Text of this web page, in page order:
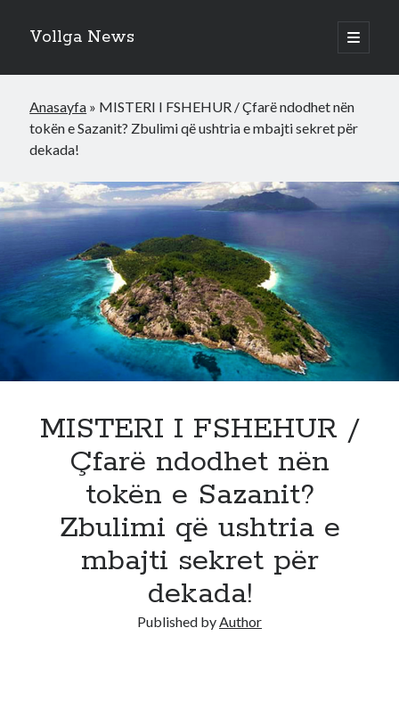
Vollga News
open
primary
Anasayfa » MISTERI I FSHEHUR / Çfarë ndodhet nën
tokën e Sazanit? Zbulimi që ushtria e mbajti sekret për
dekada!
MISTERI I FSHEHUR /
Çfarë ndodhet nën
tokën e Sazanit?
Zbulimi që ushtria e
mbajti sekret për
dekada!
Published byAuthor